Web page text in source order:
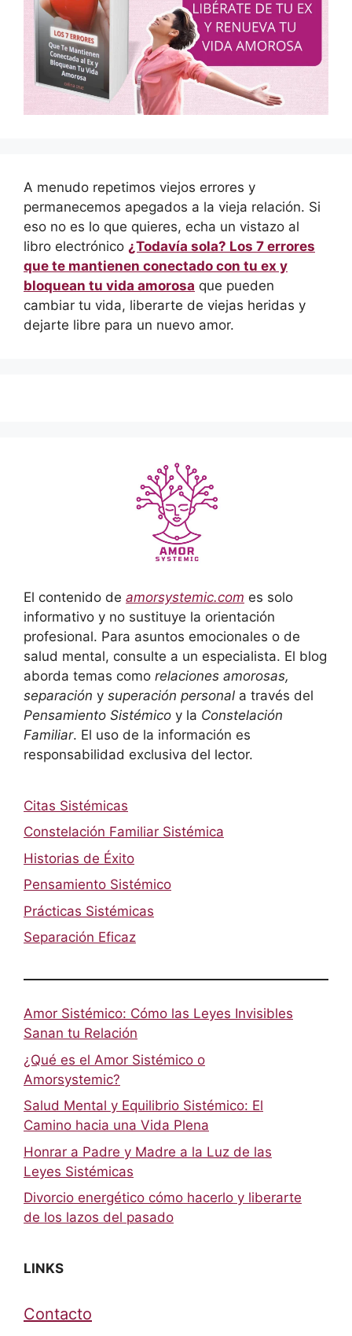
A menudo repetimos viejos errores y
permanecemos apegados a la vieja relación. Si
eso no es lo que quieres, echa un vistazo al
libro electrónico ¿Todavía sola? Los 7 errores
que te mantienen conectado con tu ex y
bloquean tu vida amorosa que pueden
cambiar tu vida, liberarte de viejas heridas y
dejarte libre para un nuevo amor.
El contenido de amorsystemic.com es solo
informativo y no sustituye la orientación
profesional. Para asuntos emocionales o de
salud mental, consulte a un especialista. El blog
aborda temas como relaciones amorosas,
separación y superación personal a través del
Pensamiento Sistémico y la Constelación
Familiar. El uso de la información es
responsabilidad exclusiva del lector.
Citas Sistémicas
Constelación Familiar Sistémica
Historias de Éxito
Pensamiento Sistémico
Prácticas Sistémicas
Separación Eficaz
Amor Sistémico: Cómo las Leyes Invisibles
Sanan tu Relación
¿Qué es el Amor Sistémico o
Amorsystemic?
Salud Mental y Equilibrio Sistémico: El
Camino hacia una Vida Plena
Honrar a Padre y Madre a la Luz de las
Leyes Sistémicas
Divorcio energético cómo hacerlo y liberarte
de los lazos del pasado
LINKS
Contacto